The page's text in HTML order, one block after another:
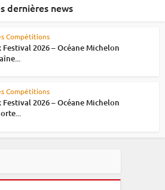
dernières news
Compétitions
2026 – Océane Michelon
Compétitions
2026 – Océane Michelon